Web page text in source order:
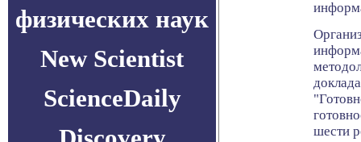
физических наук
New Scientist
ScienceDaily
шести